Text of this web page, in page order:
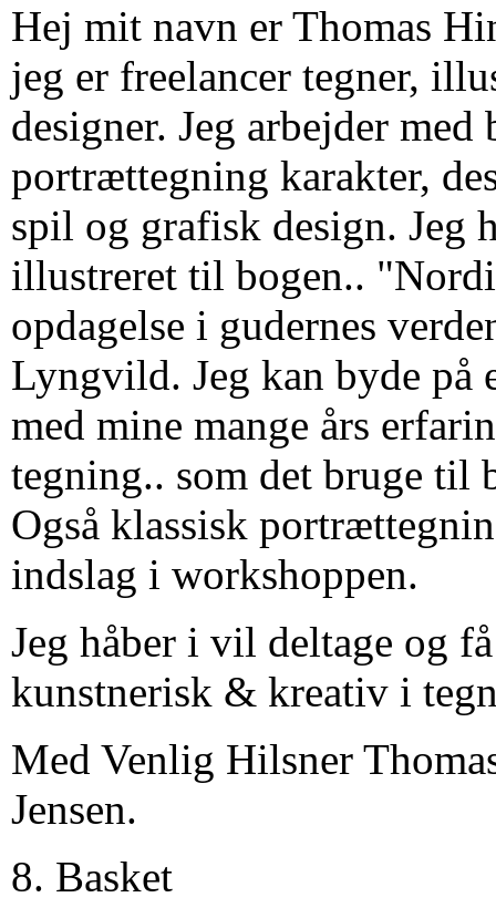
Hej mit navn er Thomas
jeg er freelancer tegner,
designer. Jeg arbejder
portrættegning karakter,
spil og grafisk design. Jeg
illustreret til bogen..
opdagelse i gudernes
Lyngvild. Jeg kan byde på
med mine mange års
tegning.. som det bruge til
Også klassisk
indslag i workshoppen.
Jeg håber i vil deltage og
kunstnerisk & kreativ i
Med Venlig Hilsner
Jensen.
8. Basket